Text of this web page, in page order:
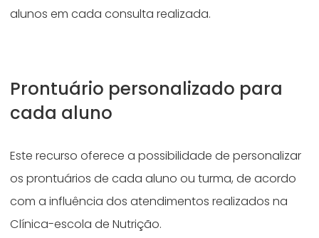
alunos em cada consulta realizada.
Prontuário personalizado para
cada aluno
Este recurso oferece a possibilidade de personalizar
os prontuários de cada aluno ou turma, de acordo
com a influência dos atendimentos realizados na
Clínica-escola de Nutrição.